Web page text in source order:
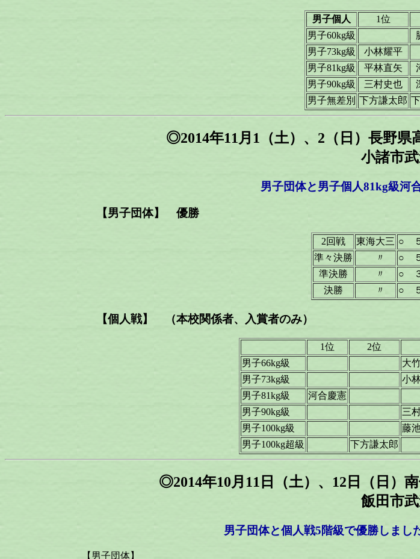
男子個人 1位
男子60kg級
男子73kg級
小林耀平
男子81kg級
平林直矢
男子90kg級
三村史也
男子無差別 下方謙太郎
◎2014年11月1（土）、2（日）長野
小諸市
男子団体と男子個人81kg級河
【男子団体】 優勝
2回戦 東海大三 ○
準々決勝
〃 ○
準決勝
〃 ○ ３
決勝
〃 ○
【個人戦】 （本校関係者、入賞者のみ）
1位 2位
男子66kg級
大
男子73kg級
小
男子81kg級
河合慶憲
男子90kg級
三
男子100kg級
藤
男子100kg超級
下方謙太郎
◎2014年10月11日（土）、12日（日）
飯田市
男子団体と個人戦5階級で優勝しまし
【男子団体】